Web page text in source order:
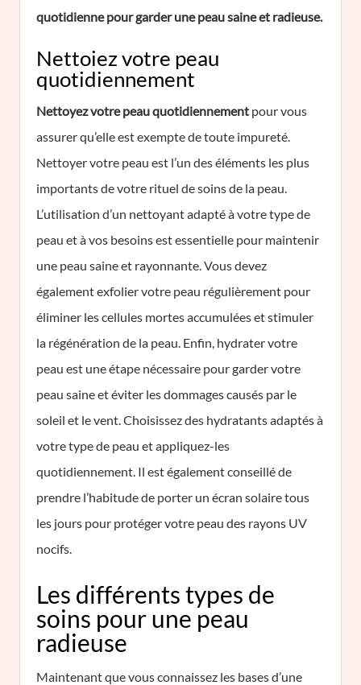
quotidienne pour garder une peau saine et radieuse.
Nettoiez votre peau
quotidiennement
Nettoyez votre peau quotidiennement pour vous
assurer qu’elle est exempte de toute impureté.
Nettoyer votre peau est l’un des éléments les plus
importants de votre rituel de soins de la peau.
L’utilisation d’un nettoyant adapté à votre type de
peau et à vos besoins est essentielle pour maintenir
une peau saine et rayonnante. Vous devez
également exfolier votre peau régulièrement pour
éliminer les cellules mortes accumulées et stimuler
la régénération de la peau. Enfin, hydrater votre
peau est une étape nécessaire pour garder votre
peau saine et éviter les dommages causés par le
soleil et le vent. Choisissez des hydratants adaptés à
votre type de peau et appliquez-les
quotidiennement. Il est également conseillé de
prendre l’habitude de porter un écran solaire tous
les jours pour protéger votre peau des rayons UV
nocifs.
Les différents types de
soins pour une peau
radieuse
Maintenant que vous connaissez les bases d’une